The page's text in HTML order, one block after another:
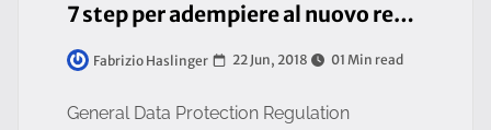
7 step per adempiere al nuovo regolamento sui dati personali (GDPR) - workshop
Fabrizio Haslinger 22 Jun, 2018 01 Min read
General Data Protection Regulation